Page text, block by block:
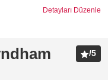
Detayları Düzenle
/5